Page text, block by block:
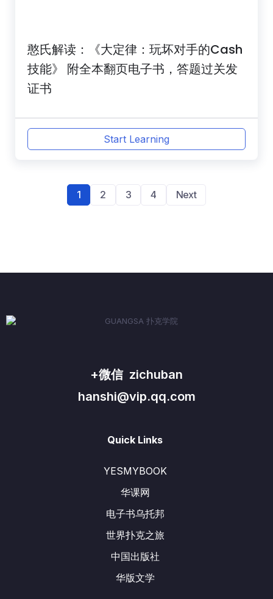
憨氏解读：《大定律：玩坏对手的Cash
技能》 附全本翻页电子书，答题过关发
证书
Start Learning
1 2 3 4 Next
+微信 zichuban
hanshi@vip.qq.com
Quick Links
YESMYBOOK
华课网
电子书乌托邦
世界扑克之旅
中国出版社
华版文学